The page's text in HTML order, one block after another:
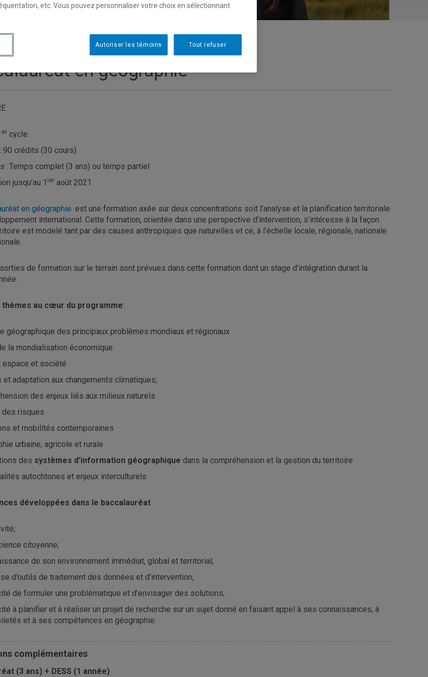
en géographie
er cycle
90 crédits (30 cours)
: Temps complet (3 ans) ou temps partiel
jusqu’au 1 ier août 2021
en géographie est une formation axée sur deux concentrations soit l’analyse et la planification territoriale
international. Cette formation, orientée dans une perspective d’intervention, s’intéresse à la façon
est modelé tant par des causes anthropiques que naturelles et ce, à l’échelle locale, régionale, nationale
de formation sur le terrain sont prévues dans cette formation dont un stage d’intégration durant la
thèmes au cœur du programme :
géographique des principaux problèmes mondiaux et régionaux
la mondialisation économique
espace et société
et adaptation aux changements climatiques;
des enjeux liés aux milieux naturels
des risques
et mobilités contemporaines
urbaine, agricole et rurale
des systèmes d’information géographique dans la compréhension et la gestion du territoire
autochtones et enjeux interculturels
développées dans le baccalauréat
citoyenne;
de son environnement immédiat, global et territorial;
d’outils de traitement des données et d’intervention;
de formuler une problématique et d’envisager des solutions;
à planifier et à réaliser un projet de recherche sur un sujet donné en faisant appel à ses connaissances, à
et à ses compétences en géographie.
complémentaires
(3 ans) + DESS (1 année)
etc. Vous pouvez personnaliser votre choix en sélectionnant
Tout refuser
Autoriser les témoins